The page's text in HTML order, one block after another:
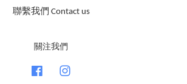
聯繫我們 Contact us
關注我們
Facebook